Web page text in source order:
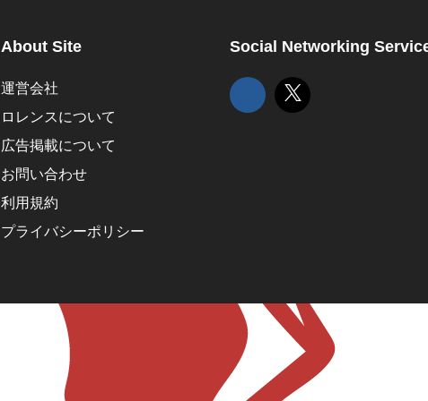
About Site
運営会社
ロレンスについて
広告掲載について
お問い合わせ
利用規約
プライバシーポリシー
Social Networking